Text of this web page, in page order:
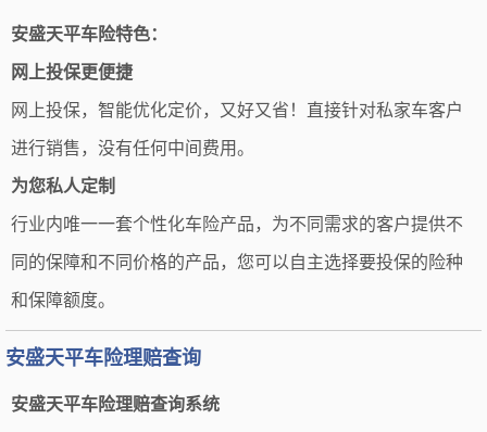
安盛天平车险特色：
网上投保更便捷
网上投保，智能优化定价，又好又省！直接针对私家车客户
进行销售，没有任何中间费用。
为您私人定制
行业内唯一一套个性化车险产品，为不同需求的客户提供不
同的保障和不同价格的产品，您可以自主选择要投保的险种
和保障额度。
安盛天平车险理赔查询
安盛天平车险理赔查询系统